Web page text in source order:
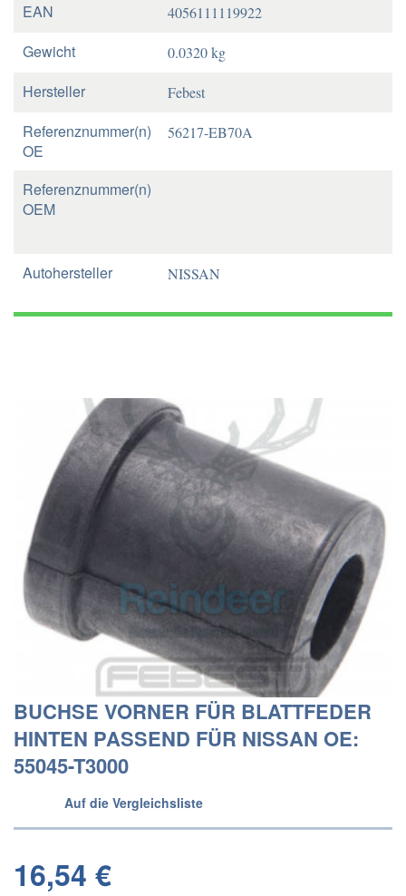
EAN 4056111119922
Gewicht 0.0320 kg
Hersteller Febest
Referenznummer(n)
OE
56217-EB70A
Referenznummer(n)
OEM
Autohersteller NISSAN
BUCHSE VORNER FÜR BLATTFEDER
HINTEN PASSEND FÜR NISSAN OE:
55045-T3000
Auf die Vergleichsliste
16,54 €